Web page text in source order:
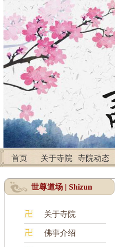
首页 关于寺院 寺院动态
世尊道场 | Shizun
关于寺院
佛事介绍